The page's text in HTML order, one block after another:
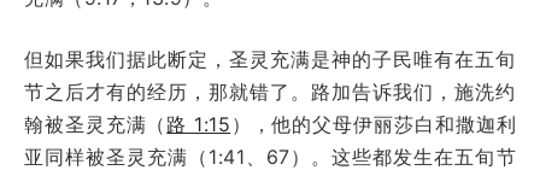
但如果我们据此断定，圣灵充满是神的子民唯有在五旬
节之后才有的经历，那就错了。路加告诉我们，施洗约
翰被圣灵充满（ 路 1:15 ），他的父母伊丽莎白和撒迦利
亚同样被圣灵充满（1:41、67）。这些都发生在五旬节